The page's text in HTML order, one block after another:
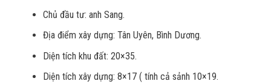
Chủ đầu tư: anh Sang.
Địa điểm xây dựng: Tân Uyên, Bình Dương.
Diện tích khu đất: 20×35.
Diện tích xây dựng: 8×17 ( tính cả sảnh 10×19.